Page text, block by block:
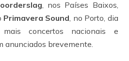
, nos Países Baixos,
Primavera Sound , no Porto, dia
concertos nacionais e
anunciados brevemente.